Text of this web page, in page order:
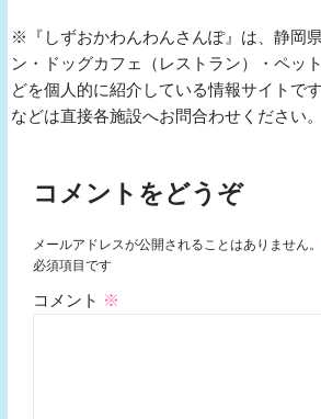
※『しずおかわんわんさんぽ』は、静岡
ン・ドッグカフェ（レストラン）・ペッ
どを個人的に紹介している情報サイトで
などは直接各施設へお問合わせください。
コメントをどうぞ
メールアドレスが公開されることはありません。
必須項目です
コメント ※